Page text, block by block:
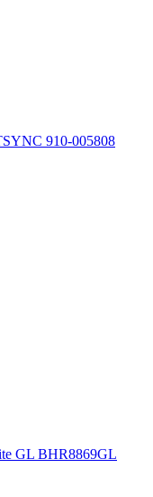
910-005808
GL BHR8869GL